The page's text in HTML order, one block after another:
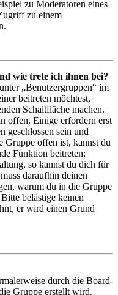
zu Moderatoren eines
zu einem
wie trete ich ihnen bei?
„Benutzergruppen“ im
beitreten möchtest,
Schaltfläche machen.
offen. Einige erfordern erst
geschlossen sein und
Gruppe offen ist, kannst du
Funktion beitreten;
so kannst du dich für
daraufhin deinen
warum du in die Gruppe
belästige keinen
er wird einen Grund
durch die Board-
Gruppe erstellt wird.